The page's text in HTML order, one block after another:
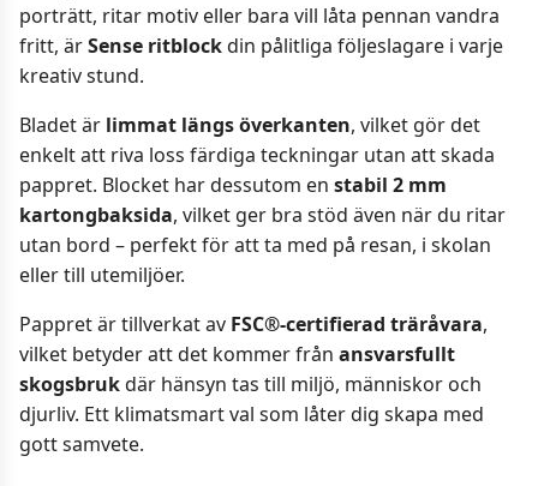
porträtt, ritar motiv eller bara vill låta pennan vandra
fritt, ärSense ritblockdin pålitliga följeslagare i varje
kreativ stund.
Bladet är limmat längs överkanten, vilket gör det
enkelt att riva loss färdiga teckningar utan att skada
pappret. Blocket har dessutom en stabil 2 mm
kartongbaksida, vilket ger bra stöd även när du ritar
utan bord – perfekt för att ta med på resan, i skolan
eller till utemiljöer.
Pappret är tillverkat av FSC®-certifierad träråvara,
vilket betyder att det kommer från ansvarsfullt
skogsbrukdär hänsyn tas till miljö, människor och
djurliv. Ett klimatsmart val som låter dig skapa med
gott samvete.